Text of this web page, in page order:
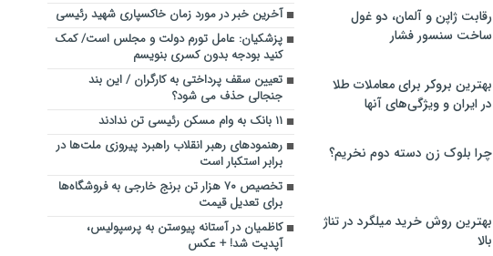
رقابت ژاپن و آلمان، دو غول
ساخت سنسور فشار
بهترین بروکر برای معاملات طلا
در ایران و ویژگی‌های آنها
چرا بلوک زن دسته دوم نخریم؟
بهترین روش خرید میلگرد در تناژ
بالا
آخرین خبر در مورد زمان خاکسپاری شهید رئیسی
پزشکیان: عامل تورم دولت و مجلس است/ کمک
کنید بودجه بدون کسری بنویسم
تعیین سقف پرداختی به کارگران / این بند
جنجالی حذف می شود؟
۱۱ بانک به وام مسکن رئیسی تن ندادند
رهنمودهای رهبر انقلاب راهبرد پیروزی ملت‌ها در
برابر استکبار است
تخصیص ۷۰ هزار تن برنج خارجی به فروشگاه‌ها
برای تعدیل قیمت
کاظمیان در آستانه پیوستن به پرسپولیس،
آپدیت شد! + عکس